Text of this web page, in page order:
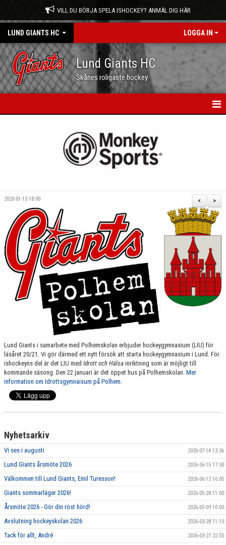
VILL DU BÖRJA SPELA ISHOCKEY? ANMÄL DIG HÄR
LUND GIANTS HC LOGGA IN
Lund Giants HC
Skånes roligaste hockey
OM OSS
SPONSORER
MEDLEMSKAP
DOKUMENT/LÄNKAR
LUND GIANTS RÖDA TRÅD
BOKNING
>
<
2020-01-13 18:00
Lund Giants i samarbete med Polhemskolan erbjuder hockeygymnasium (LIU) för
läsåret 20/21. Vi gör därmed ett nytt försök att starta hockeygymnasium i Lund. För
ishockeyns del är det LIU med Idrott och Hälsa inriktning som är möjligt till
kommande säsong. Den 22 januari är det öppet hus på Polhemskolan. Mer
information om Idrottsgymnaisum på Polhem.
Nyhetsarkiv
Vi ses i augusti 2026-07-14 13:36
Lund Giants årsmöte 2026 2026-06-15 17:30
Välkommen till Lund Giants, Emil Turesson! 2026-06-12 16:05
Giants sommarläger 2026! 2026-05-28 11:00
Årsmöte 2026 - Gör din röst hörd! 2026-05-09 10:00
Avslutning hockeyskolan 2026 2026-03-28 11:10
Tack för allt, André 2026-03-27 22:55